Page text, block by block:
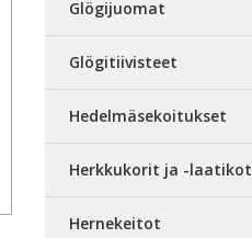
Glögijuomat
Glögitiivisteet
Hedelmäsekoitukset
Herkkukorit ja -laatikot
Hernekeitot